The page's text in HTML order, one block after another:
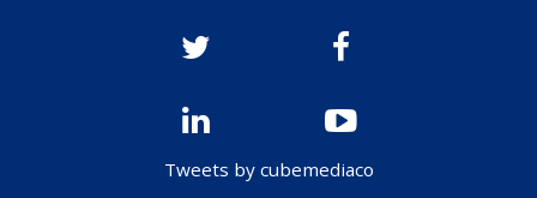
Tweets by cubemediaco